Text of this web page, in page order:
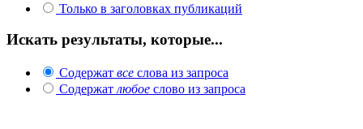
Только в заголовках публикаций
Искать результаты, которые...
Содержат все слова из запроса
Содержат любое слово из запроса